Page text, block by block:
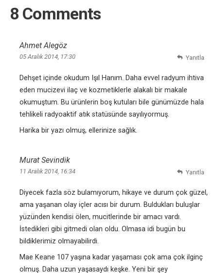
8 Comments
Ahmet Alegöz
05 Aralık 2014, 17:30
Dehşet içinde okudum Işıl Hanım. Daha evvel radyum ihtiva
eden mucizevi ilaç ve kozmetiklerle alakalı bir makale
okumuştum. Bu ürünlerin boş kutuları bile günümüzde hala
tehlikeli radyoaktif atık statüsünde sayılıyormuş.
Harika bir yazı olmuş, ellerinize sağlık.
Yanıtla
Murat Sevindik
11 Aralık 2014, 16:34
Diyecek fazla söz bulamıyorum, hikaye ve durum çok güzel,
ama yaşanan olay içler acısı bir durum. Buldukları buluşlar
yüzünden kendisi ölen, mucitlerinde bir amacı vardı.
İstedikleri gibi gitmedi olan oldu. Olmasa idi bugün bu
bildiklerimiz olmayabilirdi.
Mae Keane 107 yaşına kadar yaşaması çok ama çok ilginç
olmuş. Daha uzun yaşasaydı keşke. Yeni bir şey
Yanıtla